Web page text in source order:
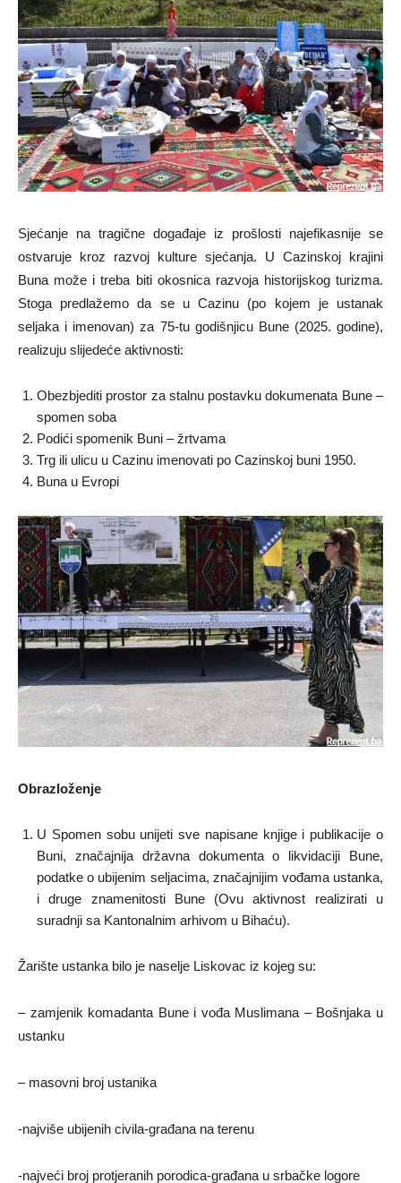
Sjećanje na tragične događaje iz prošlosti najefikasnije se
ostvaruje kroz razvoj kulture sjećanja. U Cazinskoj krajini
Buna može i treba biti okosnica razvoja historijskog turizma.
Stoga predlažemo da se u Cazinu (po kojem je ustanak
seljaka i imenovan) za 75-tu godišnjicu Bune (2025. godine),
realizuju slijedeće aktivnosti:
Obezbjediti prostor za stalnu postavku dokumenata Bune –
spomen soba
Podići spomenik Buni – žrtvama
Trg ili ulicu u Cazinu imenovati po Cazinskoj buni 1950.
Buna u Evropi
Obrazloženje
U Spomen sobu unijeti sve napisane knjige i publikacije o
Buni, značajnija državna dokumenta o likvidaciji Bune,
podatke o ubijenim seljacima, značajnijim vođama ustanka,
i druge znamenitosti Bune (Ovu aktivnost realizirati u
suradnji sa Kantonalnim arhivom u Bihaću).
Žarište ustanka bilo je naselje Liskovac iz kojeg su:
– zamjenik komadanta Bune i vođa Muslimana – Bošnjaka u
ustanku
– masovni broj ustanika
-najviše ubijenih civila-građana na terenu
-najveći broj protjeranih porodica-građana u srbačke logore